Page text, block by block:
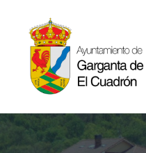
contenido